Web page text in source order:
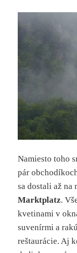
Namiesto toho
pár
sa dostali až na
Marktplatz.
kvetinami v
suvenírmi a
reštaurácie. Aj